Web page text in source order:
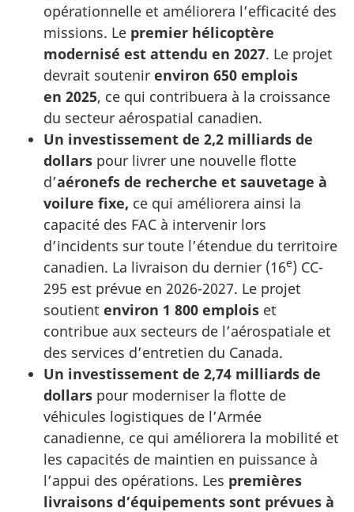
opérationnelle et améliorera l’efficacité des
missions. Le premier hélicoptère
modernisé est attendu en 2027. Le projet
devrait soutenir environ 650 emplois
en 2025, ce qui contribuera à la croissance
du secteur aérospatial canadien.
Un investissement de 2,2 milliards de
dollars pour livrer une nouvelle flotte
d’aéronefs de recherche et sauvetage à
voilure fixe, ce qui améliorera ainsi la
capacité des FAC à intervenir lors
d’incidents sur toute l’étendue du territoire
canadien. La livraison du dernier (16e) CC-
295 est prévue en 2026-2027. Le projet
soutient environ 1 800 emplois et
contribue aux secteurs de l’aérospatiale et
des services d’entretien du Canada.
Un investissement de 2,74 milliards de
dollars pour moderniser la flotte de
véhicules logistiques de l’Armée
canadienne, ce qui améliorera la mobilité et
les capacités de maintien en puissance à
l’appui des opérations. Les premières
livraisons d’équipements sont prévues à